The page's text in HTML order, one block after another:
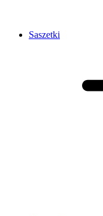
Saszetki